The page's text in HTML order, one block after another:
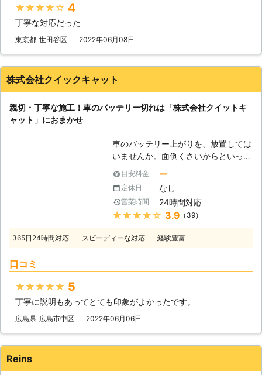
開始いたします。 お見積り後の追加
料金は発生しませんのでご安心くださ
い。 出張無料となります。お気軽に
お問い合わせ下さい。
★★★★★ 4
丁寧な対応だった
東京都 世田谷区 2022年06月08日
株式会社クイックキャット
親切・丁寧な施工！車のバッテリー切れは「株式会社クイットキ
ャット」におまかせ
車のバッテリー上がりを、放置しては
いませんか。面倒くさいからといって
バッテリー上がりを放置してしまう
と、タンク内のガソリンが固まって詰
まりを引き起こす恐れがあります。そ
のため、車のバッテリー上がりはすぐ
にでも解消する必要があるのです。
きは、「株式会社クイックキャット」
てしまったからです。車のエンジンは
バッテリー内の電気を利用して動きだ
目安料金 ー
定休日 なし
営業時間 24時間対応
★★★★★ 3.9 （39）
365日24時間対応 スピーディーな対応 経験豊富
口コミ
★★★★★ 5
丁寧に説明もあってとても印象がよかったです。
広島県 広島市中区 2022年06月06日
Reins